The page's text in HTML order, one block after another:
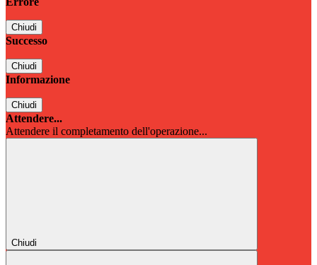
Chiudi
Successo
Chiudi
Informazione
Chiudi
Attendere...
Attendere il completamento dell'operazione...
Chiudi